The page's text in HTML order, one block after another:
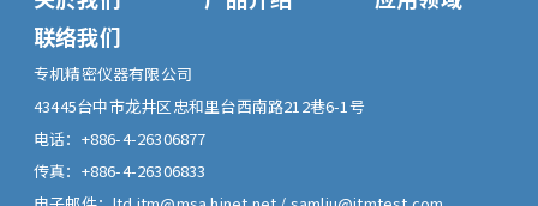
联络我们
专机精密仪器有限公司
43445台中市龙井区忠和里台西南路212巷6-1号
电话： +886-4-26306877
传真： +886-4-26306833